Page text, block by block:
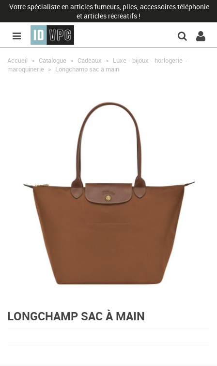
Votre spécialiste en articles fumeurs, piles, accessoires téléphonie
et articles récréatifs !
Accueil > Catalogue > Cadeaux > Luxe - bijoux - horlogerie -
maroquinerie > Longchamp sac à main
LONGCHAMP SAC À MAIN